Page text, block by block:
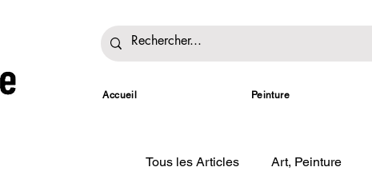
Accueil Peinture
Tous les Articles Art, Peinture